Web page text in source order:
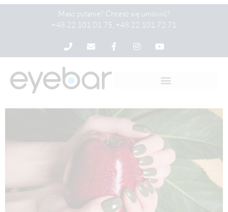
Masz pytanie? Chcesz się umówić?
+48 22 101 01 75, +48 22 101 72 71